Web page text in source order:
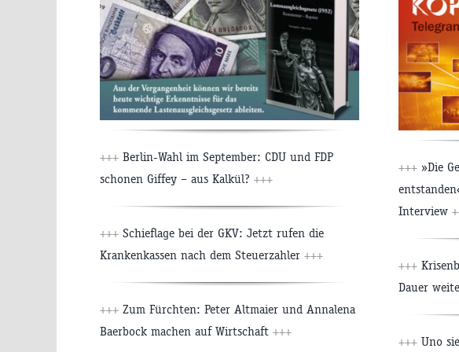
+++ Berlin-Wahl im September: CDU und FDP
schonen Giffey – aus Kalkül? +++
+++ Schieflage bei der GKV: Jetzt rufen die
Krankenkassen nach dem Steuerzahler +++
+++ Zum Fürchten: Peter Altmaier und Annalena
Baerbock machen auf Wirtschaft +++
+++ »Die
Interview
+++
Dauer
+++ Uno